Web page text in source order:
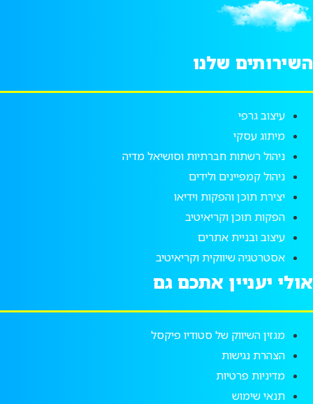
השירותים שלנו
עיצוב גרפי
מיתוג עסקי
ניהול רשתות חברתיות וסושיאל מדיה
ניהול קמפיינים ולידים
יצירת תוכן והפקות וידיאו
הפקות תוכן וקריאיטיב
עיצוב ובניית אתרים
אסטרטגיה שיווקית וקריאיטיב
אולי יעניין אתכם גם
מגזין השיווק של סטודיו פיקסל
הצהרת נגישות
מדיניות פרטיות
תנאי שימוש